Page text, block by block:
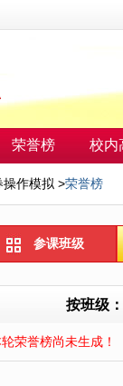
荣誉榜 校内
操作模拟 >荣誉榜
参课班级
按班级
荣誉榜尚未生成！